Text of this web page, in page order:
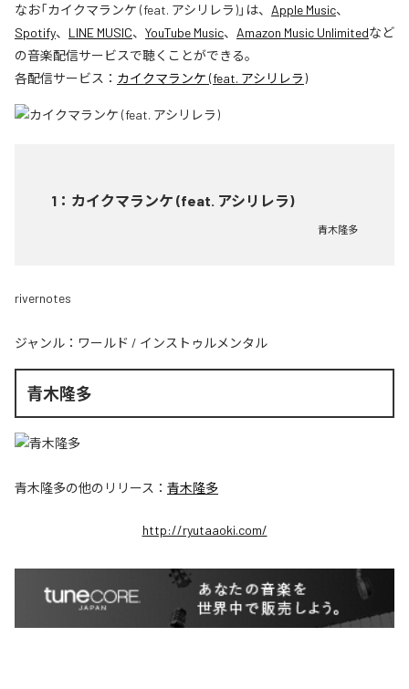
なお「カイクマランケ (feat. アシリレラ)」は、 Apple Music、
Spotify、 LINE MUSIC、 YouTube Music、 Amazon Music Unlimitedなど
の音楽配信サービスで聴くことができる。
各配信サービス： カイクマランケ (feat. アシリレラ)
1 ： カイクマランケ (feat. アシリレラ)
青木隆多
rivernotes
ジャンル： ワールド / インストゥルメンタル
青木隆多
青木隆多の他のリリース： 青木隆多
http://ryutaaoki.com/